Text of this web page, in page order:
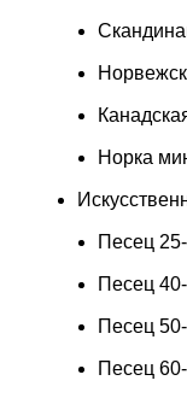
Норка
Песец
Песец
Песец
Песец